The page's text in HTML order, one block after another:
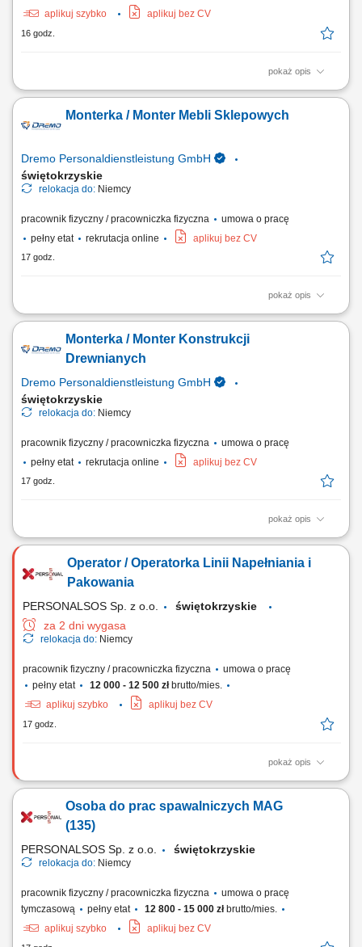
aplikuj szybko
aplikuj bez CV
16 godz.
pokaż opis
Twój zakres obowiązków: Telefoniczna obsługa klientów polskich;
nami na rozmowy przez naszą stronę www; zawieranie umów z
klientami na realizację naszych usług; nadzorowanie płatności;
Monterka / Monter Mebli Sklepowych
Dremo Personaldienstleistung GmbH
świętokrzyskie
relokacja do: Niemcy
pracownik fizyczny / pracowniczka fizyczna
umowa o pracę
pełny etat
rekrutacja online aplikuj bez CV
17 godz.
pokaż opis
Twoje zadania: Produkcja i montaż wyposażenia dla sklepów oraz
po końcowy montaż; Wykonywanie elementów stolarskich zgodnie z
rysunkiem technicznym; Obsługa nowoczesnych urządzeń i maszyn do
Monterka / Monter Konstrukcji
Drewnianych
Dremo Personaldienstleistung GmbH
świętokrzyskie
relokacja do: Niemcy
pracownik fizyczny / pracowniczka fizyczna
umowa o pracę
pełny etat
rekrutacja online aplikuj bez CV
17 godz.
pokaż opis
Twoje zadania: Produkcja i montaż schodów drewnianych;
okien, drzwi oraz drewnianych elementów wykończeniowych; Obsługa
urządzeń wykorzystywanych przy obróbce drewna; Szlifowanie,
Operator / Operatorka Linii Napełniania i
Pakowania
PERSONALSOS Sp. z o.o.
świętokrzyskie
za 2 dni wygasa
relokacja do: Niemcy
pracownik fizyczny / pracowniczka fizyczna
umowa o pracę
pełny etat
12 000 - 12 500 złbrutto/mies.
aplikuj szybko
aplikuj bez CV
17 godz.
pokaż opis
Opis stanowiska Nadzór techniczny oraz fizyczna realizacja operacji
tanków przemysłowych. Prowadzenie procesu dozowania i rozlewu
płynnych komponentów chemicznych do odpowiednich pojemników
Osoba do prac spawalniczych MAG
(135)
PERSONALSOS Sp. z o.o. świętokrzyskie
relokacja do: Niemcy
pracownik fizyczny / pracowniczka fizyczna
umowa o pracę
tymczasową
pełny etat 12 800 - 15 000 złbrutto/mies.
aplikuj szybko
aplikuj bez CV